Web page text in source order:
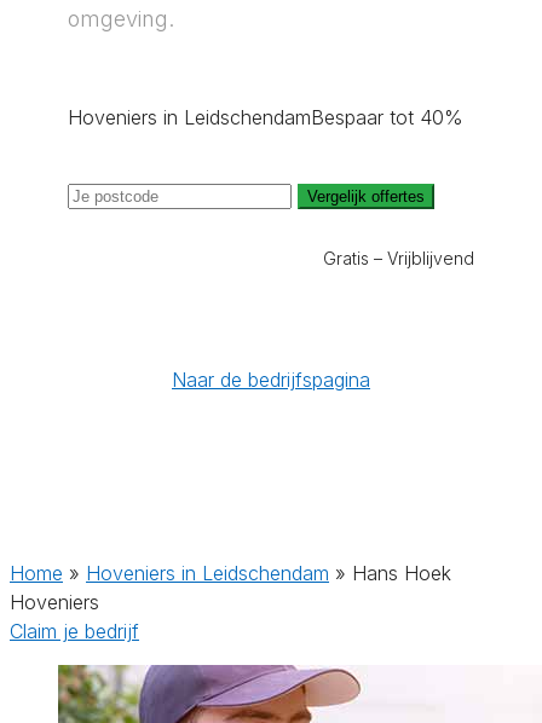
omgeving.
Hoveniers in LeidschendamBespaar tot 40%
Vergelijk offertes
Gratis – Vrijblijvend
Naar de bedrijfspagina
Home » Hoveniers in Leidschendam » Hans Hoek
Hoveniers
Claim je bedrijf